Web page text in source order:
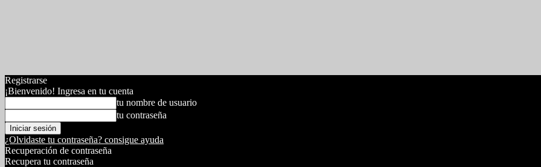
Registrarse
¡Bienvenido! Ingresa en tu cuenta
tu nombre de usuario
tu contraseña
¿Olvidaste tu contraseña? consigue ayuda
Recuperación de contraseña
Recupera tu contraseña